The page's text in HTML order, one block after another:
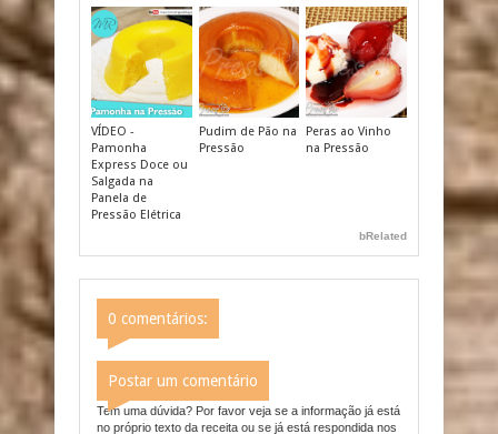
VÍDEO -
Pamonha
Express Doce ou
Salgada na
Panela de
Pressão Elétrica
Pudim de Pão na
Pressão
Peras ao Vinho
na Pressão
bRelated
0 comentários:
Postar um comentário
Tem uma dúvida? Por favor veja se a informação já está
no próprio texto da receita ou se já está respondida nos